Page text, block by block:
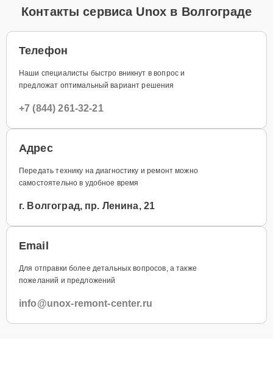
Контакты сервиса Unox в Волгограде
Телефон
Наши специалисты быстро вникнут в вопрос и
предложат оптимальный вариант решения
+7 (844) 261-32-21
Адрес
Передать технику на диагностику и ремонт можно
самостоятельно в удобное время
г. Волгоград, пр. Ленина, 21
Email
Для отправки более детальных вопросов, а также
пожеланий и предложений
info@unox-remont-center.ru